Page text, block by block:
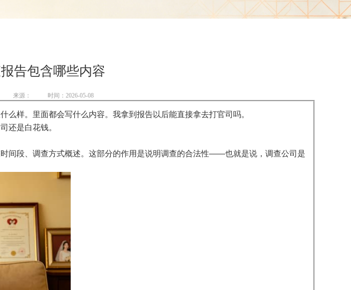
告包含哪些内容
来源： 时间：2026-05-08
样。里面都会写什么内容。我拿到报告以后能直接拿去打官司吗。
还是白花钱。
间段、调查方式概述。这部分的作用是说明调查的合法性——也就是说，调查公司是